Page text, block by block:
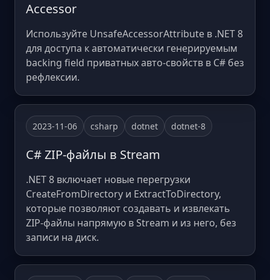
Accessor
Используйте UnsafeAccessorAttribute в .NET 8
для доступа к автоматически генерируемым
backing field приватных авто-свойств в C# без
рефлексии.
2023-11-06 csharp dotnet dotnet-8
C# ZIP-файлы в Stream
.NET 8 включает новые перегрузки
CreateFromDirectory и ExtractToDirectory,
которые позволяют создавать и извлекать
ZIP-файлы напрямую в Stream и из него, без
записи на диск.